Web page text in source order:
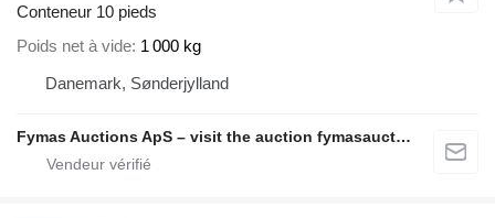
Conteneur 10 pieds
Poids net à vide 1 000 kg
Danemark, Sønderjylland
Fymas Auctions ApS – visit the auction fymasauctions.dk